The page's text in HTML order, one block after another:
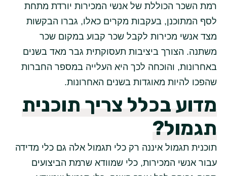
רמת השכר הכוללת של אנשי המכירות יורדת מתחת
לסף המתוכנן, בעקבות מקרים כאלו, גברו הבקשות
מצד אנשי מכירות לקבל שכר קבוע במקום שכר
משתנה. הצורך ביציבות תעסוקתית גבר מאד בשנים
באחרונות, והוכחה לכך היא העלייה במספר החברות
שהפכו להיות מאוגדות בשנים האחרונות.
מדוע בכלל צריך תוכנית
תגמול?
תוכנית תגמול איננה רק כלי תגמול אלה גם כלי מדידה
עבור אנשי המכירות, כלי שמוודא שרמת הביצועים